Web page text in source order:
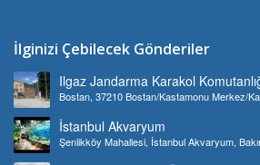
İlginizi Çebilecek Gönderiler
Ilgaz Jandarma Karakol
Bostan, 37210 Bostan/Kastamonu Merkez/
İstanbul Akvaryum
Şenlikköy Mahallesi, İstanbul Akvaryum,